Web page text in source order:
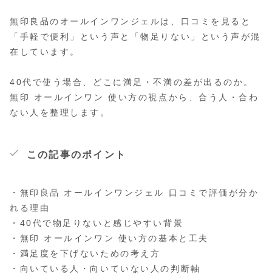
無印良品のオールインワンジェルは、口コミを見ると
「手軽で便利」という声と「物足りない」という声が混
在しています。
40代で使う場合、どこに満足・不満の差が出るのか。
無印 オールインワン 使い方の視点から、合う人・合わ
ない人を整理します。
この記事のポイント
・無印良品 オールインワンジェル 口コミで評価が分か
れる理由
・40代で物足りないと感じやすい背景
・無印 オールインワン 使い方の基本と工夫
・満足度を下げないための考え方
・向いている人・向いていない人の判断軸